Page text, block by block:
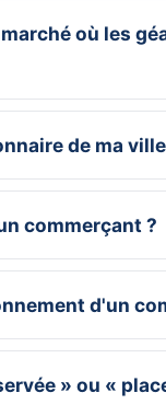
où les
de ma
commerçant ?
d'un
» ou «